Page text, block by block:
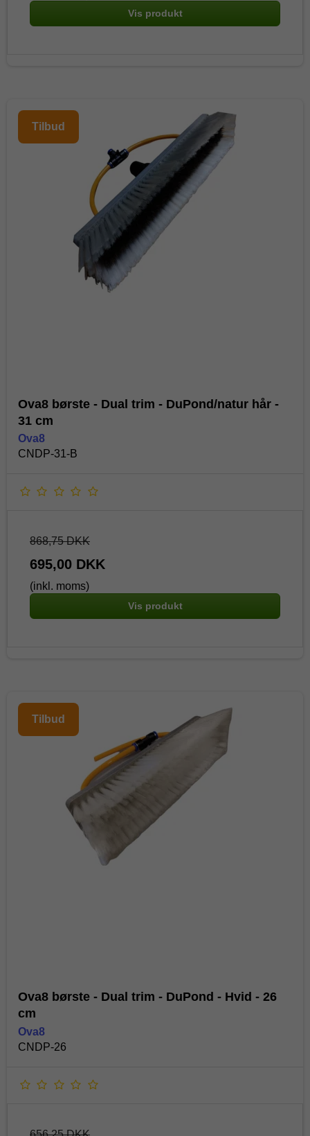
Vis produkt
Tilbud
Ova8 børste - Dual trim - DuPond/natur hår -
31 cm
Ova8
CNDP-31-B
868,75 DKK
695,00 DKK
(inkl. moms)
Vis produkt
Tilbud
Ova8 børste - Dual trim - DuPond - Hvid - 26
cm
Ova8
CNDP-26